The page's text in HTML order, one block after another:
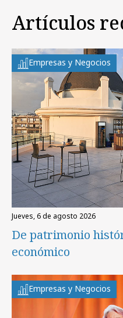
Artículos
Empresas y Negocios
jueves, 6 de agosto 2026
De patrimonio
económico
Empresas y Negocios